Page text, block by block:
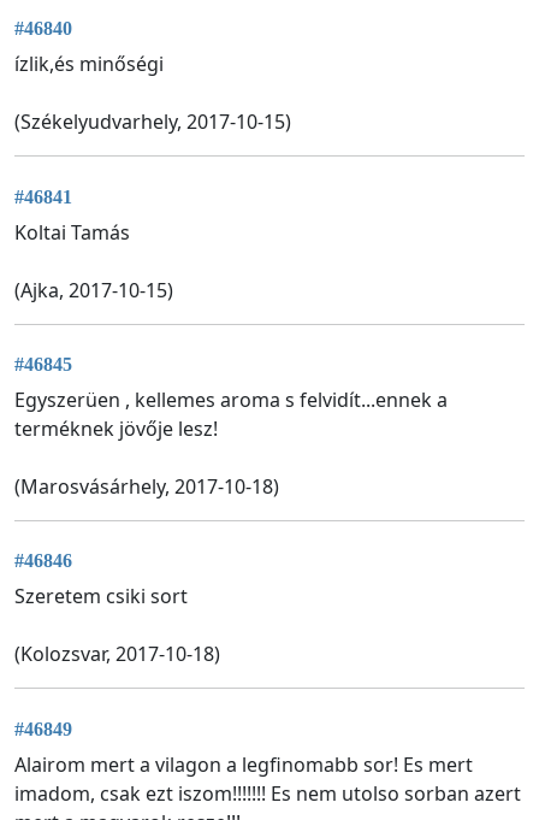
#46840
ízlik,és minőségi
(Székelyudvarhely, 2017-10-15)
#46841
Koltai Tamás
(Ajka, 2017-10-15)
#46845
Egyszerüen , kellemes aroma s felvidít...ennek a
terméknek jövője lesz!
(Marosvásárhely, 2017-10-18)
#46846
Szeretem csiki sort
(Kolozsvar, 2017-10-18)
#46849
Alairom mert a vilagon a legfinomabb sor! Es mert
imadom, csak ezt iszom!!!!!!! Es nem utolso sorban azert